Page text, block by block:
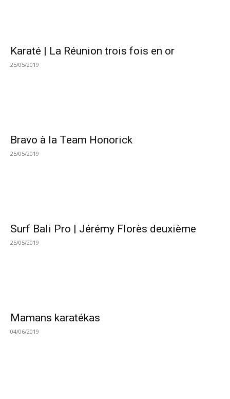
Karaté | La Réunion trois fois en or
25/05/2019
Bravo à la Team Honorick
25/05/2019
Surf Bali Pro | Jérémy Florès deuxième
25/05/2019
Mamans karatékas
04/06/2019